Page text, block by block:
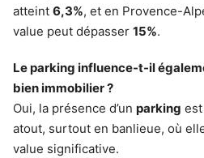
atteint 6,3%, et en Provence-
value peut dépasser 15%.
Le parking influence-t-il
bien immobilier ?
Oui, la présence d’un parking
atout, surtout en banlieue, où
value significative.